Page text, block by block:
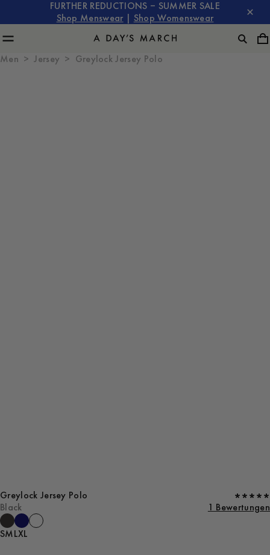
FURTHER REDUCTIONS – SUMMER SALE
Shop Menswear
Shop Womenswear
Men Jersey Greylock Jersey Polo
Greylock Jersey Polo
Black
1 Bewertungen
SMLXL